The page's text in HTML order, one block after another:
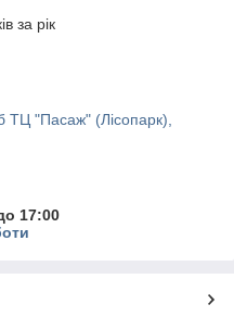
за рік
ТЦ "Пасаж" (Лісопарк),
17:00